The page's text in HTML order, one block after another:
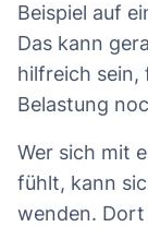
Beispiel auf
Das kann
hilfreich sein,
Belastung
Wer sich mit
fühlt, kann
wenden.